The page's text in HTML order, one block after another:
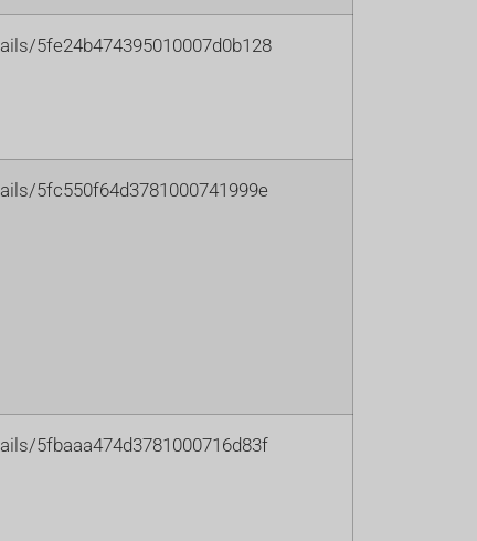
5fe24b474395010007d0b128
5fc550f64d3781000741999e
5fbaaa474d3781000716d83f